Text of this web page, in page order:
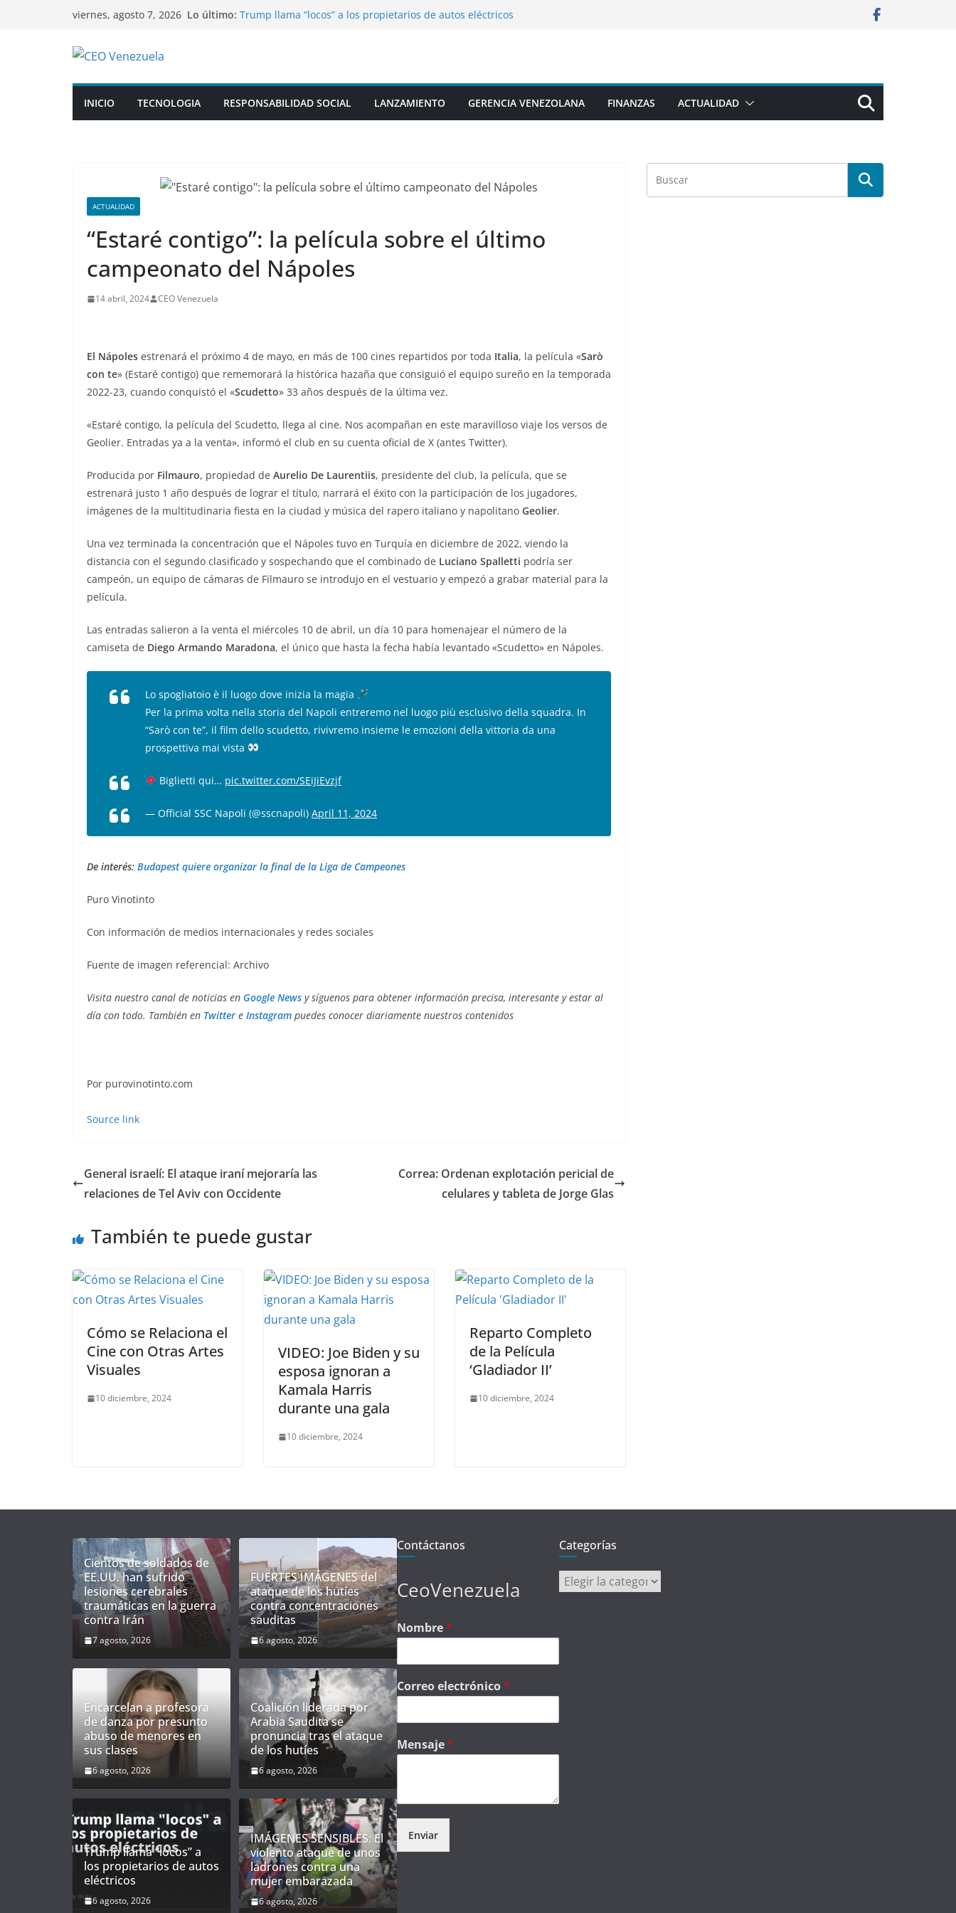
viernes, agosto 7, 2026 Lo último: Trump llama “locos” a los propietarios de autos eléctricos
Encarcelan a profesora de danza por presunto abuso de
menores en sus clases
INICIO TECNOLOGIA RESPONSABILIDAD SOCIAL LANZAMIENTO GERENCIA VENEZOLANA FINANZAS ACTUALIDAD
ACTUALIDAD
“Estaré contigo”: la película sobre el último
campeonato del Nápoles
14 abril, 2024 CEO Venezuela
El Nápoles estrenará el próximo 4 de mayo, en más de 100 cines repartidos por toda Italia, la película «Sarò
con te» (Estaré contigo) que rememorará la histórica hazaña que consiguió el equipo sureño en la temporada
2022-23, cuando conquistó el «Scudetto» 33 años después de la última vez.
«Estaré contigo, la película del Scudetto, llega al cine. Nos acompañan en este maravilloso viaje los versos de
Geolier. Entradas ya a la venta», informó el club en su cuenta oficial de X (antes Twitter).
Producida por Filmauro, propiedad de Aurelio De Laurentiis, presidente del club, la película, que se
estrenará justo 1 año después de lograr el título, narrará el éxito con la participación de los jugadores,
imágenes de la multitudinaria fiesta en la ciudad y música del rapero italiano y napolitano Geolier.
Una vez terminada la concentración que el Nápoles tuvo en Turquía en diciembre de 2022, viendo la
distancia con el segundo clasificado y sospechando que el combinado de Luciano Spalletti podría ser
campeón, un equipo de cámaras de Filmauro se introdujo en el vestuario y empezó a grabar material para la
película.
Las entradas salieron a la venta el miércoles 10 de abril, un día 10 para homenajear el número de la
camiseta de Diego Armando Maradona, el único que hasta la fecha había levantado «Scudetto» en Nápoles.
Lo spogliatoio è il luogo dove inizia la magia
Per la prima volta nella storia del Napoli entreremo nel luogo più esclusivo della squadra. In
“Sarò con te”, il film dello scudetto, rivivremo insieme le emozioni della vittoria da una
prospettiva mai vista
Biglietti qui… pic.twitter.com/SEiJiEvzjf
— Official SSC Napoli (@sscnapoli) April 11, 2024
De interés: Budapest quiere organizar la final de la Liga de Campeones
Puro Vinotinto
Con información de medios internacionales y redes sociales
Fuente de imagen referencial: Archivo
Visita nuestro canal de noticias en Google News y síguenos para obtener información precisa, interesante y estar al
día con todo. También en Twitter e Instagram puedes conocer diariamente nuestros contenidos
Por purovinotinto.com
Source link
General israelí: El ataque iraní mejoraría las
relaciones de Tel Aviv con Occidente
Correa: Ordenan explotación pericial de
celulares y tableta de Jorge Glas
También te puede gustar
Cómo se Relaciona el
Cine con Otras Artes
Visuales
10 diciembre, 2024
VIDEO: Joe Biden y su
esposa ignoran a
Kamala Harris
durante una gala
10 diciembre, 2024
Reparto Completo
de la Película
‘Gladiador II’
10 diciembre, 2024
Cientos de soldados de
EE.UU. han sufrido
lesiones cerebrales
traumáticas en la guerra
contra Irán
7 agosto, 2026
FUERTES IMÁGENES del
ataque de los hutíes
contra concentraciones
sauditas
6 agosto, 2026
Encarcelan a profesora
de danza por presunto
abuso de menores en
sus clases
6 agosto, 2026
Coalición liderada por
Arabia Saudita se
pronuncia tras el ataque
de los hutíes
6 agosto, 2026
Trump llama “locos” a
los propietarios de autos
eléctricos
6 agosto, 2026
IMÁGENES SENSIBLES: El
violento ataque de unos
ladrones contra una
mujer embarazada
6 agosto, 2026
Contáctanos
CeoVenezuela
Nombre*
Correo electrónico*
Mensaje*
Enviar
Categorías
Categorías